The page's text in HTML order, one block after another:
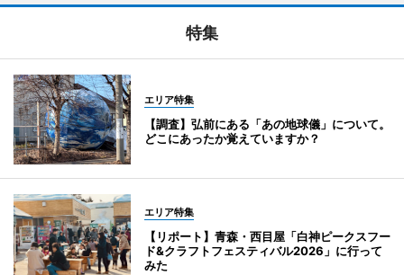
特集
エリア特集
【調査】弘前にある「あの地球儀」について。
どこにあったか覚えていますか？
エリア特集
【リポート】青森・西目屋「白神ピークスフー
ド&クラフトフェスティバル2026」に行って
みた